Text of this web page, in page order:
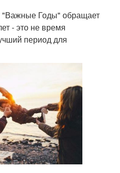
"Важные Годы" обращает
- это не время
период для